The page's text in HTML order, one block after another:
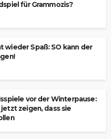
für Grammozis?
wieder Spaß: SO kann der
vor der Winterpause:
zeigen, dass sie